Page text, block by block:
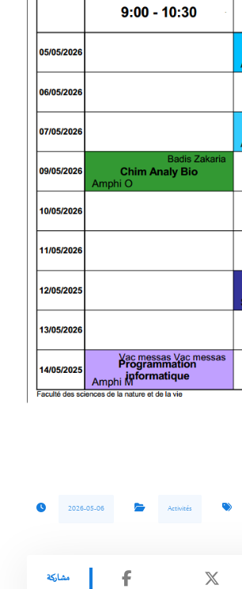
2026-05-06 Activités